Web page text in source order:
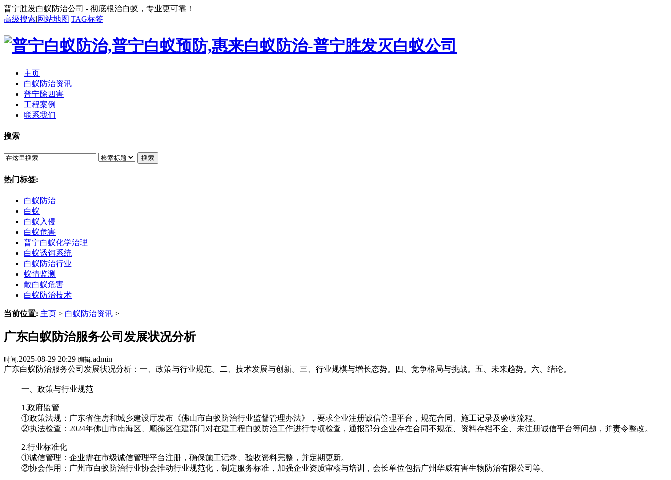
普宁胜发白蚁防治公司 - 彻底根治白蚁，专业更可靠！
高级搜索|网站地图|TAG标签
主页
白蚁防治资讯
普宁除四害
工程案例
联系我们
搜索
搜索
热门标签:
白蚁防治
白蚁
白蚁入侵
白蚁危害
普宁白蚁化学治理
白蚁诱饵系统
白蚁防治行业
蚁情监测
散白蚁危害
白蚁防治技术
当前位置: 主页 > 白蚁防治资讯 >
广东白蚁防治服务公司发展状况分析
时间:2025-08-29 20:29 编辑:admin
广东白蚁防治服务公司发展状况分析：一、政策与行业规范。二、技术发展与创新。三、行业规模与增长态势。四、竞争格局与挑战。五、未来趋势。六、结论。
一、政策与行业规范
1.政府监管
①政策法规：广东省住房和城乡建设厅发布《佛山市白蚁防治行业监督管理办法》，要求企业注册诚信管理平台，规范合同、施工记录及验收流程。
②执法检查：2024年佛山市南海区、顺德区住建部门对在建工程白蚁防治工作进行专项检查，通报部分企业存在合同不规范、资料存档不全、未注册诚信平台等问题，并责令整改。
2.行业标准化
①诚信管理：企业需在市级诚信管理平台注册，确保施工记录、验收资料完整，并定期更新。
②协会作用：广州市白蚁防治行业协会推动行业规范化，制定服务标准，加强企业资质审核与培训，会长单位包括广州华威有害生物防治有限公司等。